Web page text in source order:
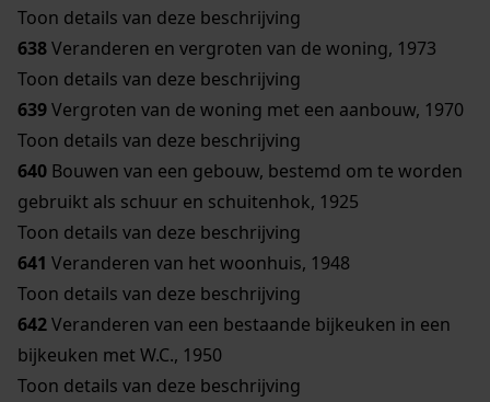
Toon details van deze beschrijving
638Veranderen en vergroten van de woning, 1973
Toon details van deze beschrijving
639Vergroten van de woning met een aanbouw, 1970
Toon details van deze beschrijving
640 Bouwen van een gebouw, bestemd om te worden
gebruikt als schuur en schuitenhok, 1925
Toon details van deze beschrijving
641 Veranderen van het woonhuis, 1948
Toon details van deze beschrijving
642Veranderen van een bestaande bijkeuken in een
bijkeuken met W.C., 1950
Toon details van deze beschrijving